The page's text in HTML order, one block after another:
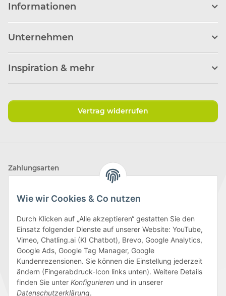
Wie wir Cookies & Co nutzen
Durch Klicken auf „Alle akzeptieren“ gestatten Sie den
Einsatz folgender Dienste auf unserer Website: YouTube,
Vimeo, Chatling.ai (KI Chatbot), Brevo, Google Analytics,
Google Ads, Google Tag Manager, Google
Kundenrezensionen. Sie können die Einstellung jederzeit
ändern (Fingerabdruck-Icon links unten). Weitere Details
finden Sie unter Konfigurieren und in unserer
Datenschutzerklärung.
Informationen
Unternehmen
Inspiration & mehr
Vertrag widerrufen
Zahlungsarten
Wir versenden mit
Folge uns